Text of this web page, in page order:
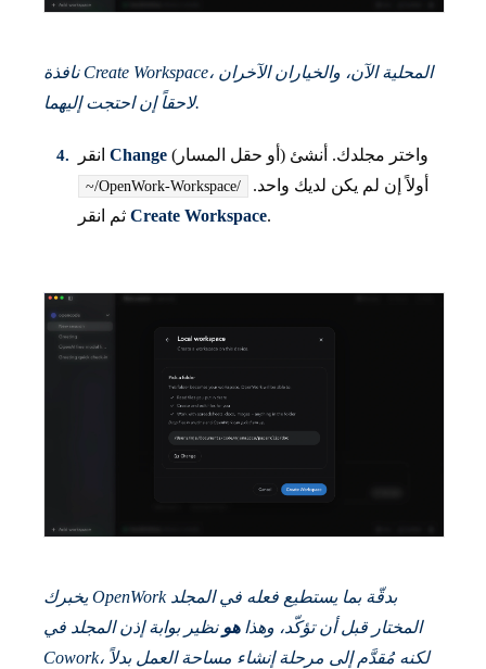
نافذة Create Workspace، المحلية الآن، والخياران الآخران
لاحقاً إن احتجت إليهما.
Change (أو حقل المسار) واختر مجلدك. أنشئ
~/OpenWork-Workspace/
Create Workspace.
يخبرك OpenWork بدقّة بما يستطيع فعله في المجلد
المختار قبل أن تؤكّد، وهذاهو نظير بوابة إذن المجلد في
Cowork، لكنه مُقدَّم إلى مرحلة إنشاء مساحة العمل بدلاً